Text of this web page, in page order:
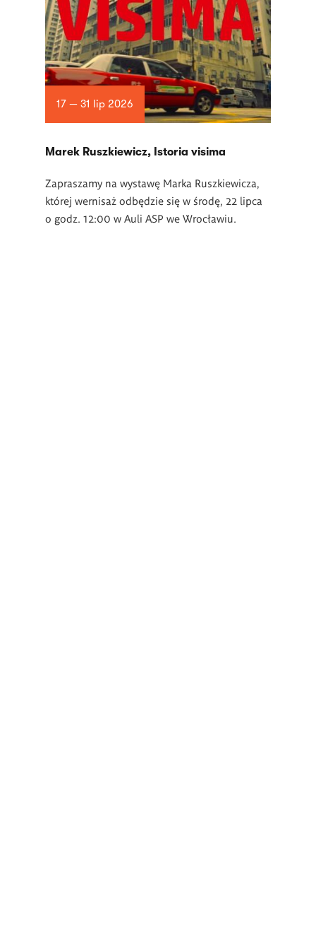
17 — 31 lip 2026
Marek Ruszkiewicz, Istoria visima
Zapraszamy na wystawę Marka Ruszkiewicza,
której wernisaż odbędzie się w środę, 22 lipca
o godz. 12:00 w Auli ASP we Wrocławiu.